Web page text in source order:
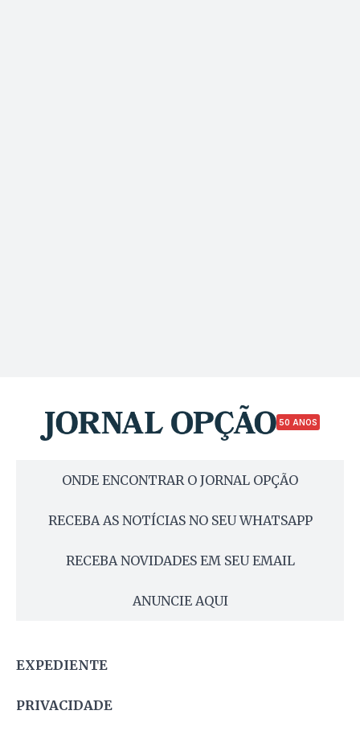
50 ANOS
ONDE ENCONTRAR O JORNAL OPÇÃO
RECEBA AS NOTÍCIAS NO SEU WHATSAPP
RECEBA NOVIDADES EM SEU EMAIL
ANUNCIE AQUI
EXPEDIENTE
PRIVACIDADE